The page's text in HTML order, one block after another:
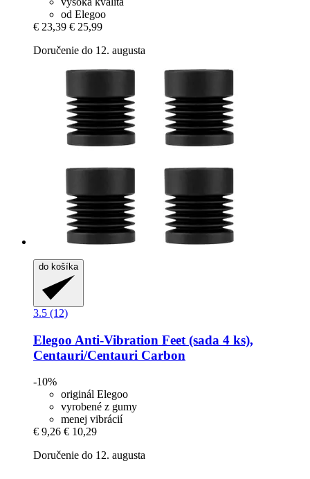
od Elegoo
€ 23,39 € 25,99
Doručenie do 12. augusta
do košíka
3.5 (12)
Elegoo Anti-​Vibration Feet (sada 4 ks),
Centauri/Centauri Carbon
-10%
originál Elegoo
vyrobené z gumy
menej vibrácií
€ 9,26 € 10,29
Doručenie do 12. augusta